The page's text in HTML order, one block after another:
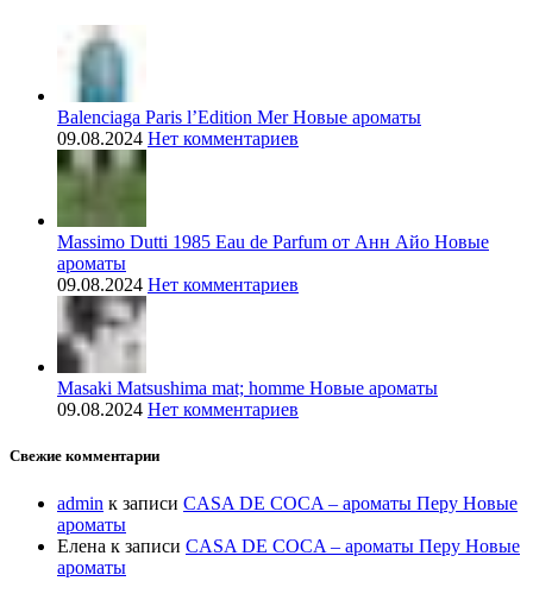
Balenciaga Paris l’Edition Mer Новые ароматы
09.08.2024 Нет комментариев
Massimo Dutti 1985 Eau de Parfum от Анн Айо Новые
ароматы
09.08.2024 Нет комментариев
Masaki Matsushima mat; homme Новые ароматы
09.08.2024 Нет комментариев
Свежие комментарии
admin к записи CASA DE COCA – ароматы Перу Новые
ароматы
Елена к записи CASA DE COCA – ароматы Перу Новые
ароматы